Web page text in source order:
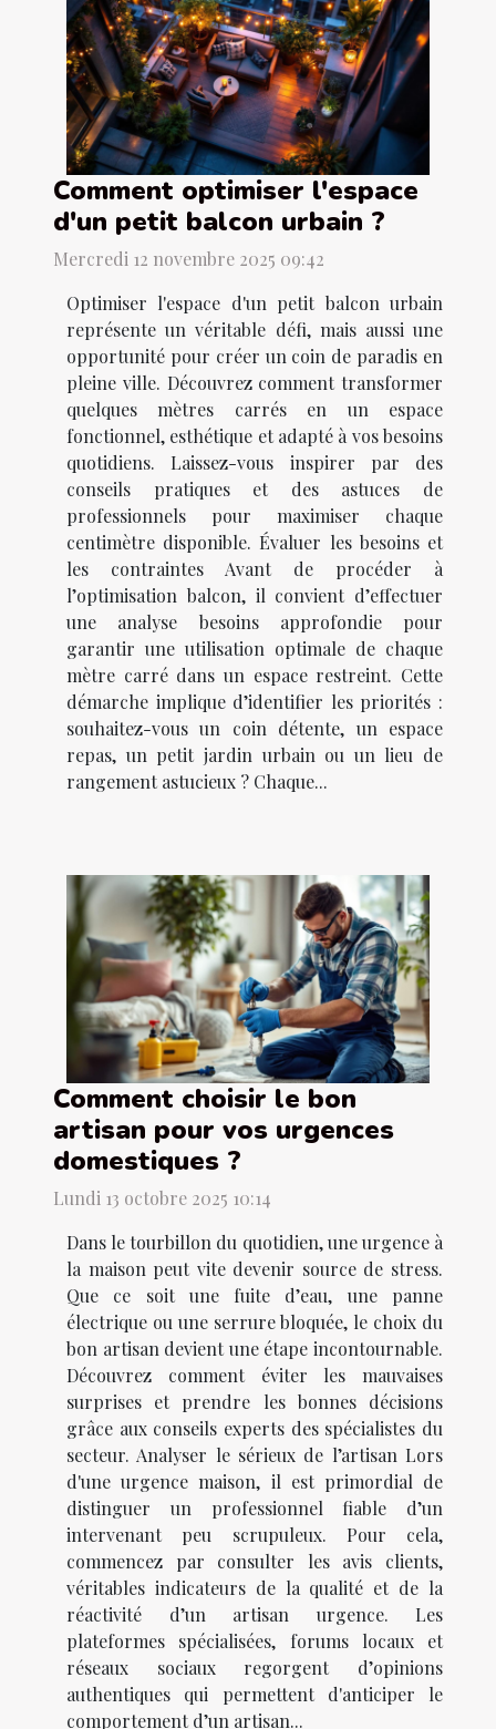
Comment optimiser l'espace
d'un petit balcon urbain ?
Mercredi 12 novembre 2025 09:42
Optimiser l'espace d'un petit balcon urbain
représente un véritable défi, mais aussi une
opportunité pour créer un coin de paradis en
pleine ville. Découvrez comment transformer
quelques mètres carrés en un espace
fonctionnel, esthétique et adapté à vos besoins
quotidiens. Laissez-vous inspirer par des
conseils pratiques et des astuces de
professionnels pour maximiser chaque
centimètre disponible. Évaluer les besoins et
les contraintes Avant de procéder à
l’optimisation balcon, il convient d’effectuer
une analyse besoins approfondie pour
garantir une utilisation optimale de chaque
mètre carré dans un espace restreint. Cette
démarche implique d’identifier les priorités :
souhaitez-vous un coin détente, un espace
repas, un petit jardin urbain ou un lieu de
rangement astucieux ? Chaque...
Comment choisir le bon
artisan pour vos urgences
domestiques ?
Lundi 13 octobre 2025 10:14
Dans le tourbillon du quotidien, une urgence à
la maison peut vite devenir source de stress.
Que ce soit une fuite d’eau, une panne
électrique ou une serrure bloquée, le choix du
bon artisan devient une étape incontournable.
Découvrez comment éviter les mauvaises
surprises et prendre les bonnes décisions
grâce aux conseils experts des spécialistes du
secteur. Analyser le sérieux de l’artisan Lors
d'une urgence maison, il est primordial de
distinguer un professionnel fiable d’un
intervenant peu scrupuleux. Pour cela,
commencez par consulter les avis clients,
véritables indicateurs de la qualité et de la
réactivité d’un artisan urgence. Les
plateformes spécialisées, forums locaux et
réseaux sociaux regorgent d’opinions
authentiques qui permettent d'anticiper le
comportement d’un artisan...